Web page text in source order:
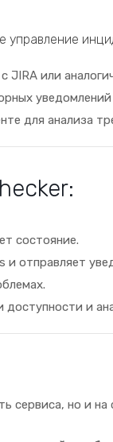
управление
JIRA или
для анализа
состояние.
отправляет
и
сервиса, но и